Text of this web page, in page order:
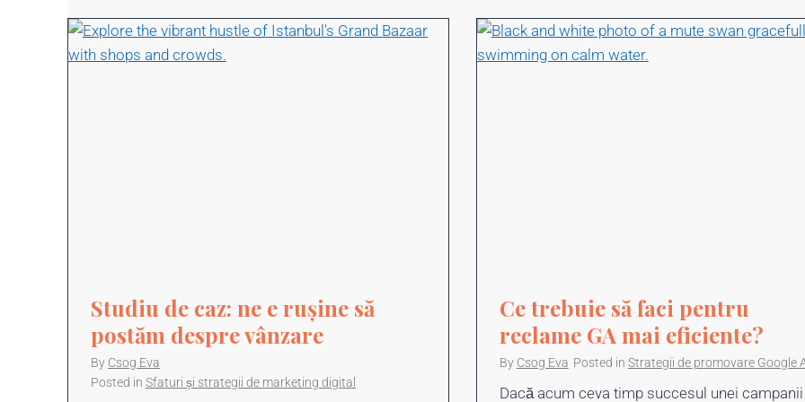
Studiu de caz: ne e rușine să
postăm despre vânzare
By Csog Eva
Posted in Sfaturi și strategii de marketing digital
Ce trebuie să faci pentru
reclame GA mai eficiente?
By Csog Eva Posted in Strategii de promovare Google
Dacă acum ceva timp succesul unei campanii